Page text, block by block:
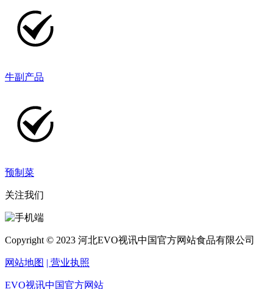
牛副产品
预制菜
关注我们
Copyright © 2023 河北EVO视讯中国官方网站食品有限公司
网站地图 | 营业执照
EVO视讯中国官方网站